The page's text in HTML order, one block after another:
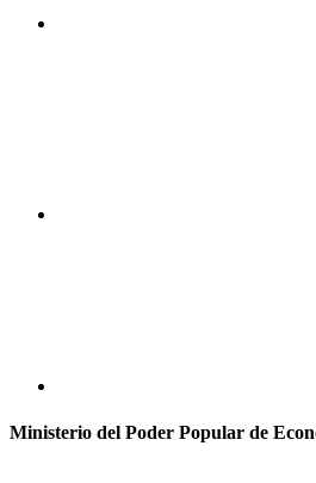
Ministerio del Poder Popular de